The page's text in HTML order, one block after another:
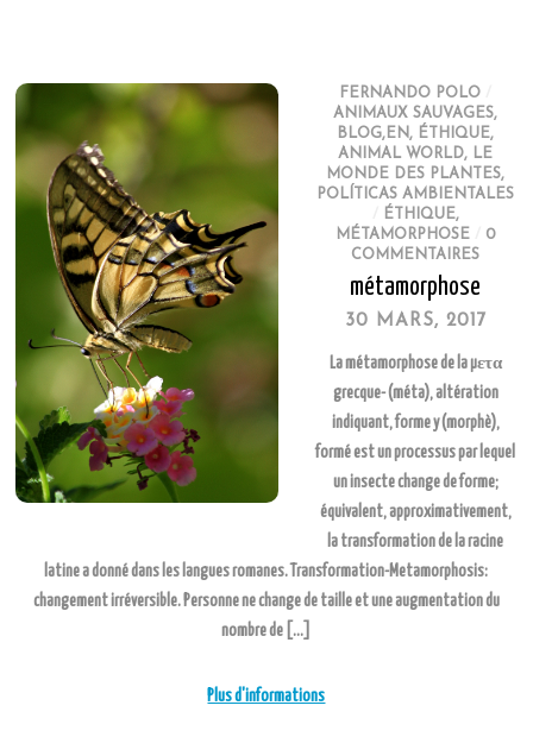
FERNANDO POLO
ANIMAUX SAUVAGES,
BLOG,EN, ÉTHIQUE,
ANIMAL WORLD, LE
MONDE DES PLANTES,
POLÍTICAS AMBIENTALES
ÉTHIQUE,
MÉTAMORPHOSE
0
COMMENTAIRES
métamorphose
30 MARS, 2017
La métamorphose de la μετα
grecque- (méta), altération
indiquant, forme y (morphè),
formé est un processus par lequel
un insecte change de forme;
équivalent, approximativement,
la transformation de la racine
latine a donné dans les langues romanes. Transformation-Metamorphosis:
changement irréversible. Personne ne change de taille et une augmentation du
nombre de […]
Plus d'informations